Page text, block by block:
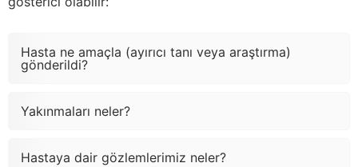
Hasta ne amaçla (ayırıcı tanı veya araştırma)
gönderildi?
Yakınmaları neler?
Hastaya dair gözlemlerimiz neler?